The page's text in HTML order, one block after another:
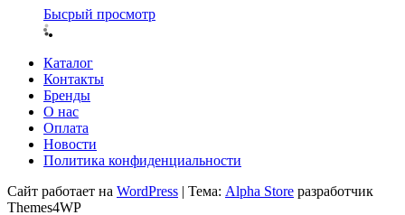
Бысрый просмотр
Каталог
Контакты
Бренды
О нас
Оплата
Новости
Политика конфиденциальности
Сайт работает на WordPress | Тема: Alpha Store разработчик
Themes4WP